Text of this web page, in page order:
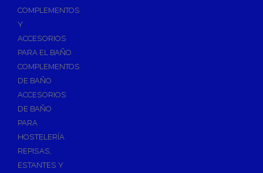
Válvulas para Calefacción
Válv. Mezcladora Termostática
Válvulas Motorizadas
Válvulas de Seguridad
Colectores de Calefacción
Bombas de Calor
Bombas de calor para ACS
Cocinas
Extractores de Cocina
COMPLEMENTOS
Y
ACCESORIOS
PARA EL BAÑO
COMPLEMENTOS
DE BAÑO
ACCESORIOS
DE BAÑO
PARA
HOSTELERÍA
REPISAS,
ESTANTES Y